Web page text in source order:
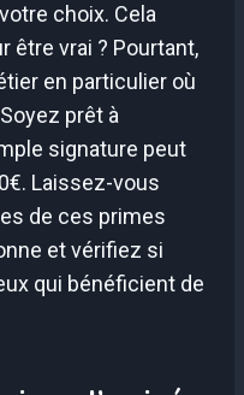
choix. Cela
être vrai ? Pourtant,
en particulier où
prêt à
signature peut
Laissez-vous
de ces primes
et vérifiez si
qui bénéficient de